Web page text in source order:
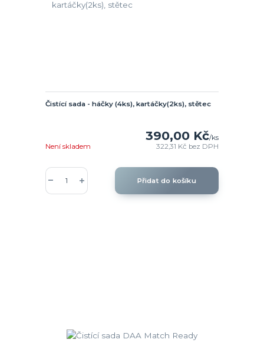
Čistící sada - háčky (4ks), kartáčky(2ks), stětec
390,00 Kč/ks
322,31 Kč bez DPH
Není skladem
Přidat do košíku